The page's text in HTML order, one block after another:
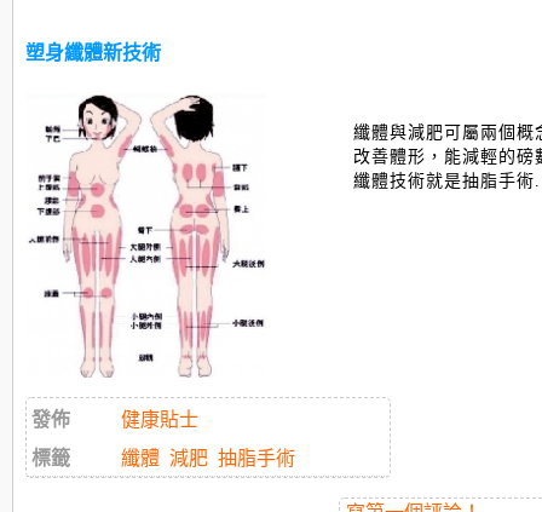
塑身纖體新技術
纖體與減肥可屬兩個概
改善體形，能減輕的
纖體技術就是抽脂手
發佈
健康貼士
標籤
纖體 減肥 抽脂手術